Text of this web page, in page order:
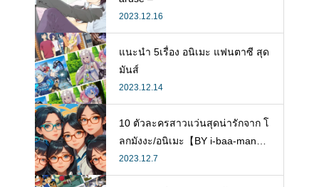
2023.12.16
แนะนำ 5เรื่อง อนิเมะ แฟนตาซี สุด
มันส์
2023.12.14
10 ตัวละครสาวแว่นสุดน่ารักจาก โ
ลกมังงะ/อนิเมะ【BY i-baa-man
g】
2023.12.7